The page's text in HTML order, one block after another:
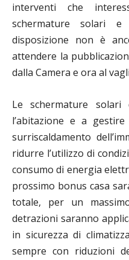
interventi che
schermature solari e
disposizione non è
attendere la
dalla Camera e ora al
Le schermature solari
l’abitazione e a
surriscaldamento
ridurre l’utilizzo di
consumo di energia
prossimo bonus casa
totale, per un
detrazioni saranno
in sicurezza di
sempre con riduzioni